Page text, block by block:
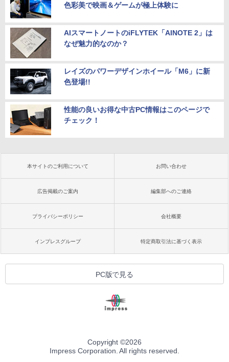
色彩美で映画＆ゲームが極上体験に
AIスマートノートのiFLYTEK「AINOTE 2」は
なぜ魅力的なのか？
レイズのパワーデザインホイール「M6」に新
色登場!!
性能の良いお得な中古PC情報はこのページで
チェック！
本サイトのご利用について お問い合わせ
広告掲載のご案内 編集部へのご連絡
プライバシーポリシー 会社概要
インプレスグループ 特定商取引法に基づく表示
PC版で見る
Copyright ©2026
Impress Corporation. All rights reserved.